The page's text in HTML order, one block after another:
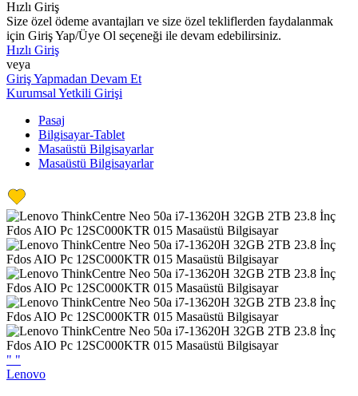
Hızlı Giriş
Size özel ödeme avantajları ve size özel tekliflerden faydalanmak
için Giriş Yap/Üye Ol seçeneği ile devam edebilirsiniz.
Hızlı Giriş
veya
Giriş Yapmadan Devam Et
Kurumsal Yetkili Girişi
Pasaj
Bilgisayar-Tablet
Masaüstü Bilgisayarlar
Masaüstü Bilgisayarlar
" "
Lenovo